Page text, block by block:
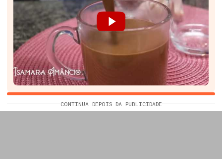
CONTINUA DEPOIS DA PUBLICIDADE